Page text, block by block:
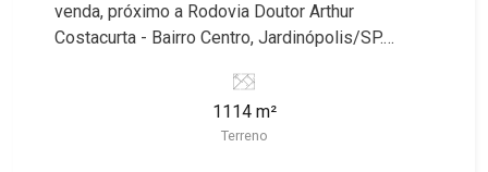
venda, próximo a Rodovia Doutor Arthur
Costacurta - Bairro Centro, Jardinópolis/SP.
Martinelli Imobiliária selecionou para você: -
1.114m² de área terreno - Plano Martinelli
Imobiliária, referência no mercado imobiliário
1114 m²
Terreno